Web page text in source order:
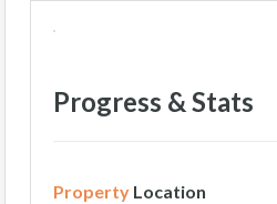
Progress & Stats
Property Location